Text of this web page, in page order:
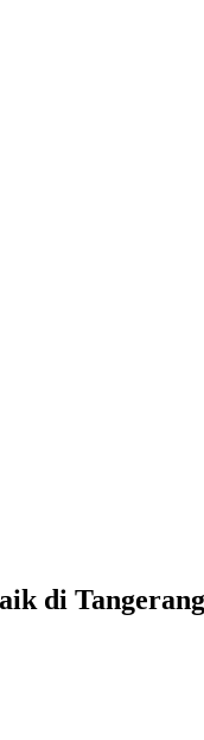
di